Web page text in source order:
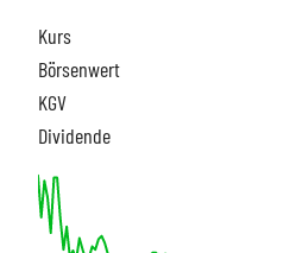
Kurs
Börsenwert
KGV
Dividende